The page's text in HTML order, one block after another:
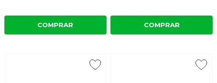
COMPRAR COMPRAR